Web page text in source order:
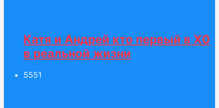
Катя и Андрей кто первый в Х0
в реальной жизни
5551